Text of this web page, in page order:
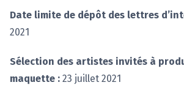
Date limite de dépôt des lettres
2021
Sélection des artistes invités à
maquette : 23 juillet 2021